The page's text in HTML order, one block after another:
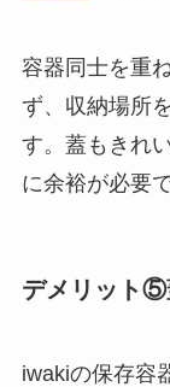
容器同士を重
ず、収納場所
す。蓋もきれ
に余裕が必要で
デメリット⑤
iwakiの保存容